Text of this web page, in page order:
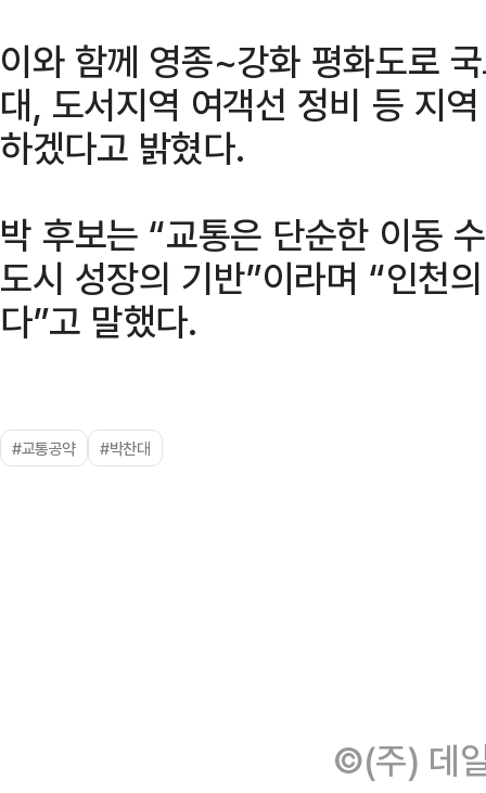
이와 함께 영종~강화 평화도로
대, 도서지역 여객선 정비 등 지
하겠다고 밝혔다.
박 후보는 “교통은 단순한 이동
도시 성장의 기반”이라며 “인천
다”고 말했다.
#교통공약 #박찬대
©(주) 데